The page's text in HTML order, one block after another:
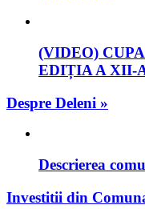
(VIDEO)
EDIȚIA A XII-
Despre Deleni »
Descrierea
Investitii din